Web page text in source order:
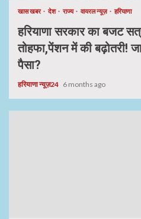
खास खबर देश राज्य वायरल न्यूज़ हरियाणा
हरियाणा सरकार का बजट
तोहफा,पेंशन में की बढ़ोतरी!
पैसा?
हरियाणा न्यूज़24 6 months ago